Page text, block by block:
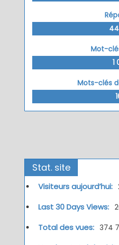
Mot-
1
Mots-clés
Stat. site
Visiteurs aujourd’hui:
Last 30 Days Views:
Total des vues: 374